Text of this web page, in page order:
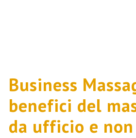
Business
benefici del
da ufficio e